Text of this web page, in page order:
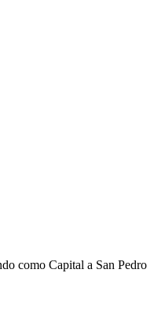
como Capital a San Pedro